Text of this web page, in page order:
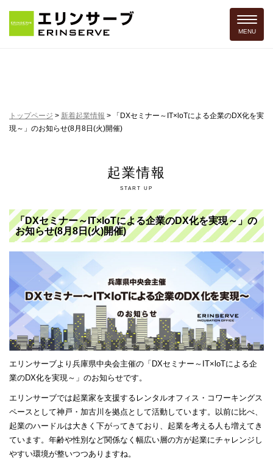
Toggle
MENU
トップページ > 新着起業情報 >
「DXセミナー～IT×loTによる企業のDX化を実
現～」のお知らせ(8月8日(火)開催)
起業情報
START UP
「DXセミナー～IT×loTによる企業のDX化を実現～」の
お知らせ(8月8日(火)開催)
エリンサーブより兵庫県中央会主催の「DXセミナー～IT×loTによる企
業のDX化を実現～」のお知らせです。
エリンサーブでは起業家を支援するレンタルオフィス・コワーキングス
ペースとして神戸・加古川を拠点として活動しています。以前に比べ、
起業のハードルは大きく下がってきており、起業を考える人も増えてき
ています。年齢や性別など関係なく幅広い層の方が起業にチャレンジし
やすい環境が整いつつありますね。